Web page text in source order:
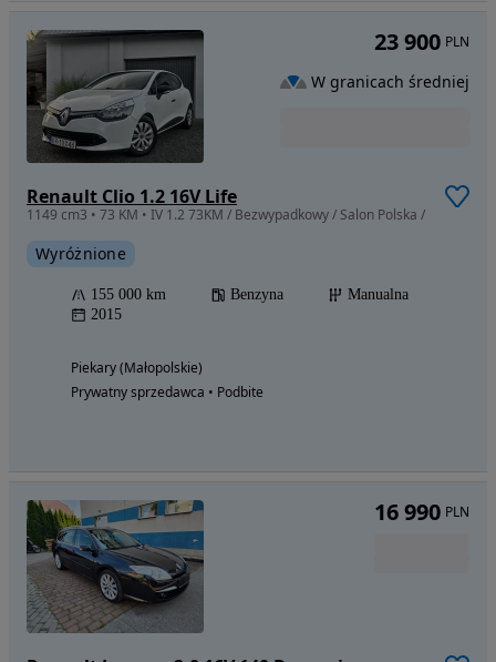
Renault Clio 1.2 16V Life
1149 cm3 • 73 KM • IV 1.2 73KM / Bezwypadkowy / Salon Polska /
Wyróżnione
155 000 km Benzyna
Manualna
2015
Piekary (Małopolskie)
Prywatny sprzedawca • Podbite
23 900 PLN
W granicach średniej
16 990 PLN